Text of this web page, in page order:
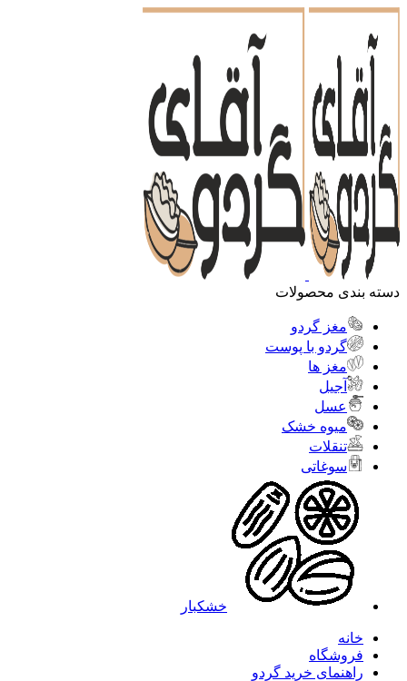
دسته بندی محصولات
مغز گردو
گردو با پوست
مغز ها
آجیل
عسل
میوه خشک
تنقلات
سوغاتی
خشکبار
خانه
فروشگاه
راهنمای خرید گردو